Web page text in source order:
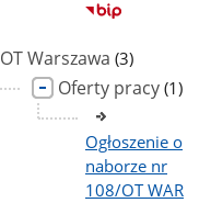
OT Warszawa liczba
podstron
(3)
Oferty pracy liczba
(1)
Ogłoszenie o
naborze nr
108/OT WAR